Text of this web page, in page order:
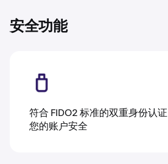
安全功能
符合 FIDO2 标准的双重身份认
您的账户安全